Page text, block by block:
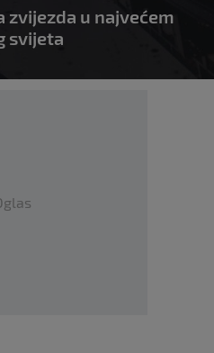
u najvećem
svijeta